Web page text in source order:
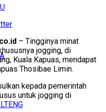
– Tingginya minat
jogging, di
Kuala Kapuas, mendapat
Thosibae Limin.
kepada pemerintah
untuk jogging di